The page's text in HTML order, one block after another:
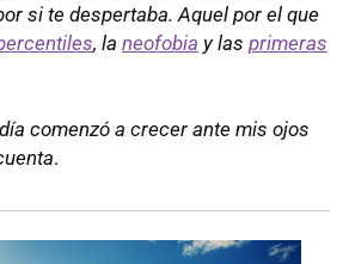
si te despertaba. Aquel por el que
, la neofobia y las primeras
comenzó a crecer ante mis ojos
.